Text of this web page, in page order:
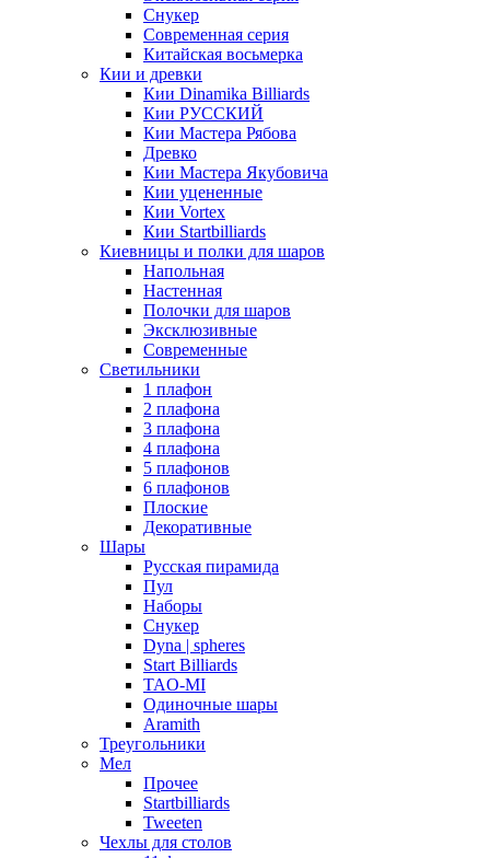
Снукер
Современная серия
Китайская восьмерка
Кии и древки
Кии Dinamika Billiards
Кии РУССКИЙ
Кии Мастера Рябова
Древко
Кии Мастера Якубовича
Кии уцененные
Кии Vortex
Кии Startbilliards
Киевницы и полки для шаров
Напольная
Настенная
Полочки для шаров
Эксклюзивные
Современные
Светильники
1 плафон
2 плафона
3 плафона
4 плафона
5 плафонов
6 плафонов
Плоские
Декоративные
Шары
Русская пирамида
Пул
Наборы
Снукер
Dyna | spheres
Start Billiards
TAO-MI
Одиночные шары
Aramith
Треугольники
Мел
Прочее
Startbilliards
Tweeten
Чехлы для столов